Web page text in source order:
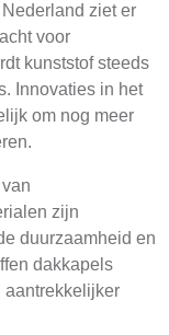
ziet er
voor
kunststof steeds
Innovaties in het
om nog meer
zijn
duurzaamheid en
dakkapels
aantrekkelijker